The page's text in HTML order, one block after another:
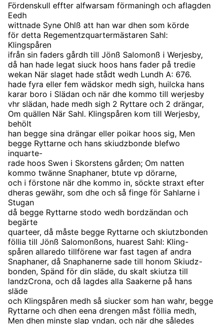
Fördenskull effter alfwarsam förmaningh och aflagden
Eedh
wittnade Syne Ohlß att han war dhen som körde
för detta Regementzquartermästaren Sahl:
Klingspåren
ifrån sin faders gårdh till Jönß Salomonß i Werjesby,
då han hade legat siuck hoos hans fader på tredie
wekan När slaget hade stådt wedh Lundh A: 676.
hade fyra eller fem wädskor medh sigh, huilcka hans
karar boro i Slädan och när dhe kommo till werjesby
vhr slädan, hade medh sigh 2 Ryttare och 2 drängar,
Om quällen När Sahl. Klingspåren kom till Werjesby,
behölt
han begge sina drängar eller poikar hoos sig, Men
begge Ryttarne och hans skiudzbonde blefwo
inquarte-
rade hoos Swen i Skorstens gården; Om natten
kommo twänne Snaphaner, btute vp dörarne,
och i förstone när dhe kommo in, söckte straxt efter
dheras gewähr, som dhe och så finge för Sahlarne i
Stugan
då begge Ryttarne stodo wedh bordzändan och
begärte
quarteer, då måste begge Ryttarne och skiutzbonden
föllia till Jönß Salomonßons, huarest Sahl: Kling-
spåren allaredo tillförene war fast tagen af andra
Snaphaner, då Snaphanerne sade till honom Skiudz-
bonden, Spänd för din släde, du skalt skiutza till
landzCrona, och då lagdes alla Saakerne på hans
släde
och Klingspåren medh så siucker som han wahr, begge
Ryttarne och dhen eena drengen måst föllia medh,
Men dhen minste slap vndan, och när dhe således